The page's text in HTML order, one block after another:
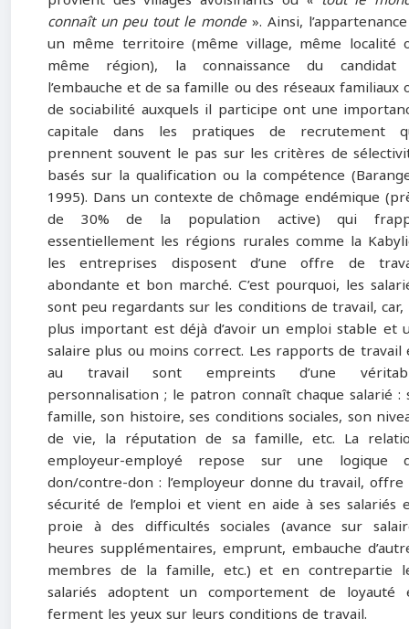
connaît un peu tout le monde ». Ainsi,
un même territoire (même village, même localité
même région), la connaissance du
l’embauche et de sa famille ou des réseaux familiaux
de sociabilité auxquels il participe ont une
capitale dans les pratiques de recrutement
prennent souvent le pas sur les critères de
basés sur la qualification ou la compétence
1995). Dans un contexte de chômage endémique
de 30% de la population active) qui
essentiellement les régions rurales comme la
les entreprises disposent d’une offre de
abondante et bon marché. C’est pourquoi, les
sont peu regardants sur les conditions de travail, car,
plus important est déjà d’avoir un emploi stable et
salaire plus ou moins correct. Les rapports de travail
au travail sont empreints d’une
personnalisation ; le patron connaît chaque salarié :
famille, son histoire, ses conditions sociales, son
de vie, la réputation de sa famille, etc. La
employeur-employé repose sur une logique
don/contre-don : l’employeur donne du travail, offre
sécurité de l’emploi et vient en aide à ses salariés
proie à des difficultés sociales (avance sur
heures supplémentaires, emprunt, embauche
membres de la famille, etc.) et en contrepartie
salariés adoptent un comportement de loyauté
ferment les yeux sur leurs conditions de travail.